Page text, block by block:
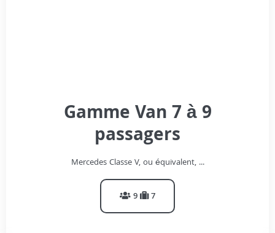
Gamme Van 7 à 9
passagers
Mercedes Classe V, ou équivalent, ...
9 7